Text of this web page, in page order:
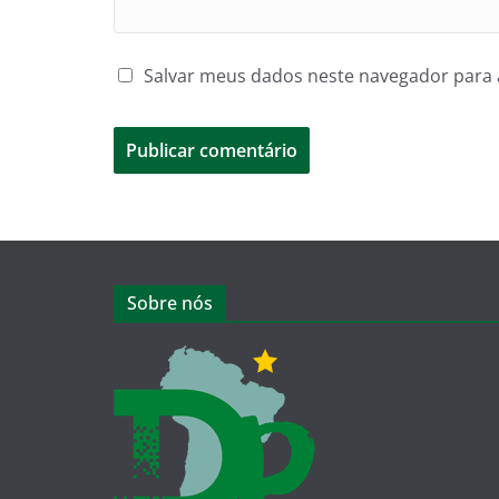
Salvar meus dados neste navegador
Sobre nós